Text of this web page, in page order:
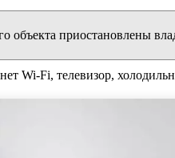
объекта приостановлены
Wi-Fi, телевизор,